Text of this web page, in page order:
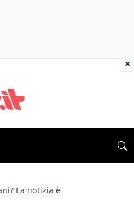
La notizia è
×